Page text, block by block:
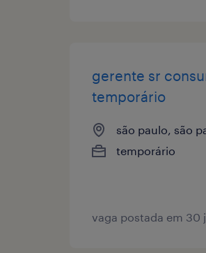
gerente sr
temporário
são paulo, são
temporário
vaga postada em 30